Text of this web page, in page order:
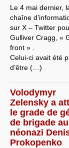
Le 4 mai dernier,
chaîne
sur X – Twitter
Gulliver Cragg, «
front » .
Celui-ci avait été
d’être (…)
Volodymyr
Zelensky a
le grade de
de brigade au
néonazi
Prokopenko